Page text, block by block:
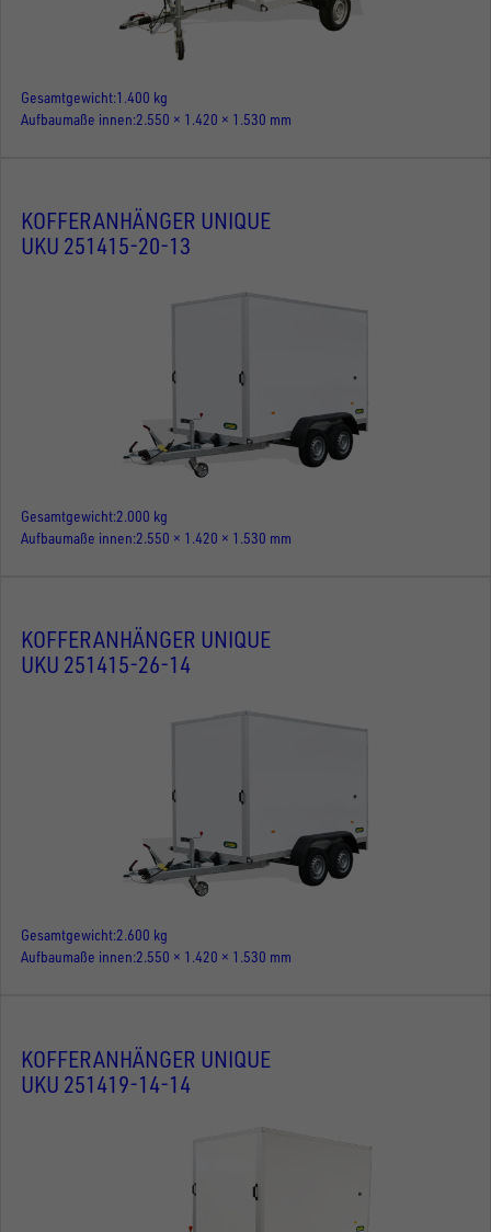
Gesamtgewicht 1.400 kg
Aufbaumaße innen 2.550 × 1.420 × 1.530 mm
KOFFERANHÄNGER UNIQUE
UKU 251415-20-13
Gesamtgewicht 2.000 kg
Aufbaumaße innen 2.550 × 1.420 × 1.530 mm
KOFFERANHÄNGER UNIQUE
UKU 251415-26-14
Gesamtgewicht 2.600 kg
Aufbaumaße innen 2.550 × 1.420 × 1.530 mm
KOFFERANHÄNGER UNIQUE
UKU 251419-14-14